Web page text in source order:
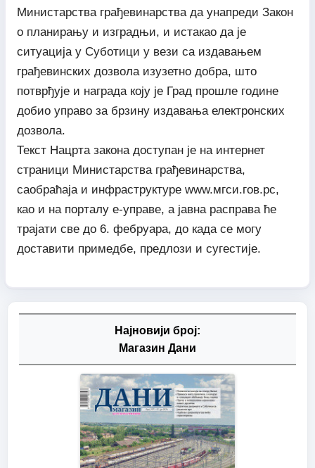
Министарства грађевинарства да унапреди Закон
о планирању и изградњи, и истакао да је
ситуација у Суботици у вези са издавањем
грађевинских дозвола изузетно добра, што
потврђује и награда коју је Град прошле године
добио управо за брзину издавања електронских
дозвола.
Текст Нацрта закона доступан је на интернет
страници Министарства грађевинарства,
саобраћаја и инфраструктуре www.мгси.гов.рс,
као и на порталу е-управе, а јавна расправа ће
трајати све до 6. фебруара, до када се могу
доставити примедбе, предлози и сугестије.
Најновији број:
Магазин Дани